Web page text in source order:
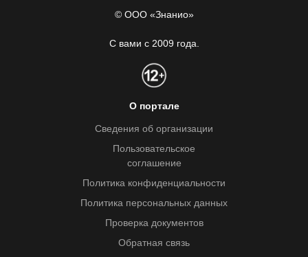
© ООО «Знанио»
С вами с 2009 года.
О портале
Сведения об организации
Пользовательское
соглашение
Политика конфиденциальности
Политика персональных данных
Проверка документов
Обратная связь